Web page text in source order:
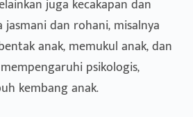
juga kecakapan dan
jasmani dan rohani, misalnya
anak, memukul anak, dan
psikologis,
kembang anak.